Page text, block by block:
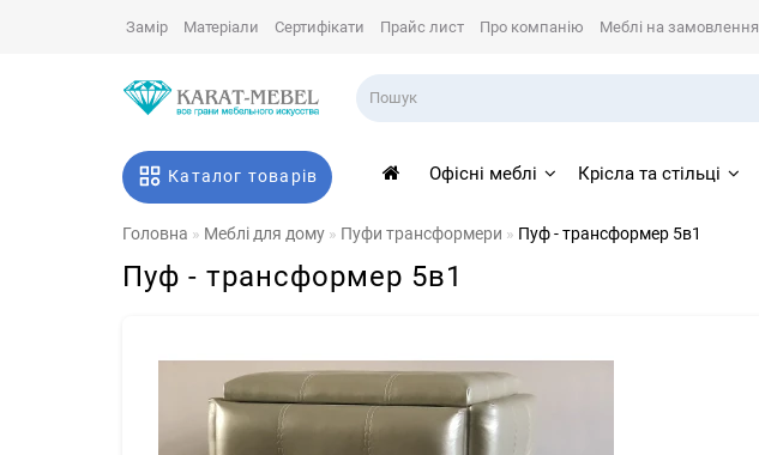
Замір Матеріали Сертифікати Прайс лист Про компанію Меблі на замовлення
Каталог товарів Офісні меблі Крісла та стільці
Головна Меблі для дому Пуфи трансформери Пуф - трансформер 5в1
Пуф - трансформер 5в1